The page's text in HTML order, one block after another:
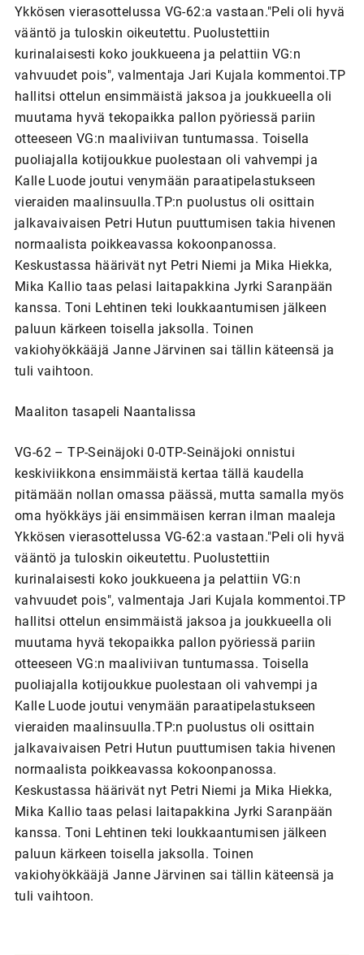
Ykkösen vierasottelussa VG-62:a vastaan."Peli oli hyvä
vääntö ja tuloskin oikeutettu. Puolustettiin
kurinalaisesti koko joukkueena ja pelattiin VG:n
vahvuudet pois", valmentaja Jari Kujala kommentoi.TP
hallitsi ottelun ensimmäistä jaksoa ja joukkueella oli
muutama hyvä tekopaikka pallon pyöriessä pariin
otteeseen VG:n maaliviivan tuntumassa. Toisella
puoliajalla kotijoukkue puolestaan oli vahvempi ja
Kalle Luode joutui venymään paraatipelastukseen
vieraiden maalinsuulla.TP:n puolustus oli osittain
jalkavaivaisen Petri Hutun puuttumisen takia hivenen
normaalista poikkeavassa kokoonpanossa.
Keskustassa häärivät nyt Petri Niemi ja Mika Hiekka,
Mika Kallio taas pelasi laitapakkina Jyrki Saranpään
kanssa. Toni Lehtinen teki loukkaantumisen jälkeen
paluun kärkeen toisella jaksolla. Toinen
vakiohyökkääjä Janne Järvinen sai tällin käteensä ja
tuli vaihtoon.
Maaliton tasapeli Naantalissa
VG-62 – TP-Seinäjoki 0-0TP-Seinäjoki onnistui
keskiviikkona ensimmäistä kertaa tällä kaudella
pitämään nollan omassa päässä, mutta samalla myös
oma hyökkäys jäi ensimmäisen kerran ilman maaleja
Ykkösen vierasottelussa VG-62:a vastaan."Peli oli hyvä
vääntö ja tuloskin oikeutettu. Puolustettiin
kurinalaisesti koko joukkueena ja pelattiin VG:n
vahvuudet pois", valmentaja Jari Kujala kommentoi.TP
hallitsi ottelun ensimmäistä jaksoa ja joukkueella oli
muutama hyvä tekopaikka pallon pyöriessä pariin
otteeseen VG:n maaliviivan tuntumassa. Toisella
puoliajalla kotijoukkue puolestaan oli vahvempi ja
Kalle Luode joutui venymään paraatipelastukseen
vieraiden maalinsuulla.TP:n puolustus oli osittain
jalkavaivaisen Petri Hutun puuttumisen takia hivenen
normaalista poikkeavassa kokoonpanossa.
Keskustassa häärivät nyt Petri Niemi ja Mika Hiekka,
Mika Kallio taas pelasi laitapakkina Jyrki Saranpään
kanssa. Toni Lehtinen teki loukkaantumisen jälkeen
paluun kärkeen toisella jaksolla. Toinen
vakiohyökkääjä Janne Järvinen sai tällin käteensä ja
tuli vaihtoon.